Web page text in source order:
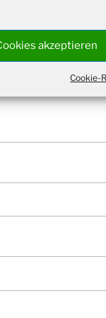
akzeptieren
Cookie-